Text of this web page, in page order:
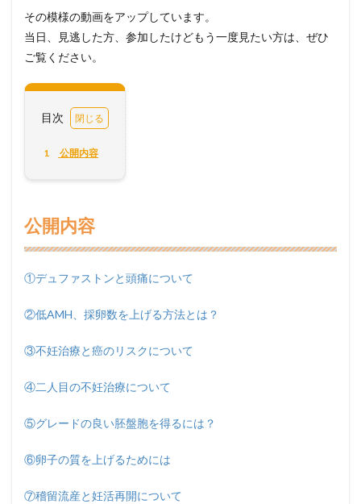
その模様の動画をアップしています。
当日、見逃した方、参加したけどもう一度見たい方は、 ぜひ
ご覧ください。
目次
1 公開内容
公開内容
①デュファストンと頭痛について
②低AMH、採卵数を上げる方法とは？
③不妊治療と癌のリスクについて
④二人目の不妊治療について
⑤グレードの良い胚盤胞を得るには？
⑥卵子の質を上げるためには
⑦稽留流産と妊活再開について